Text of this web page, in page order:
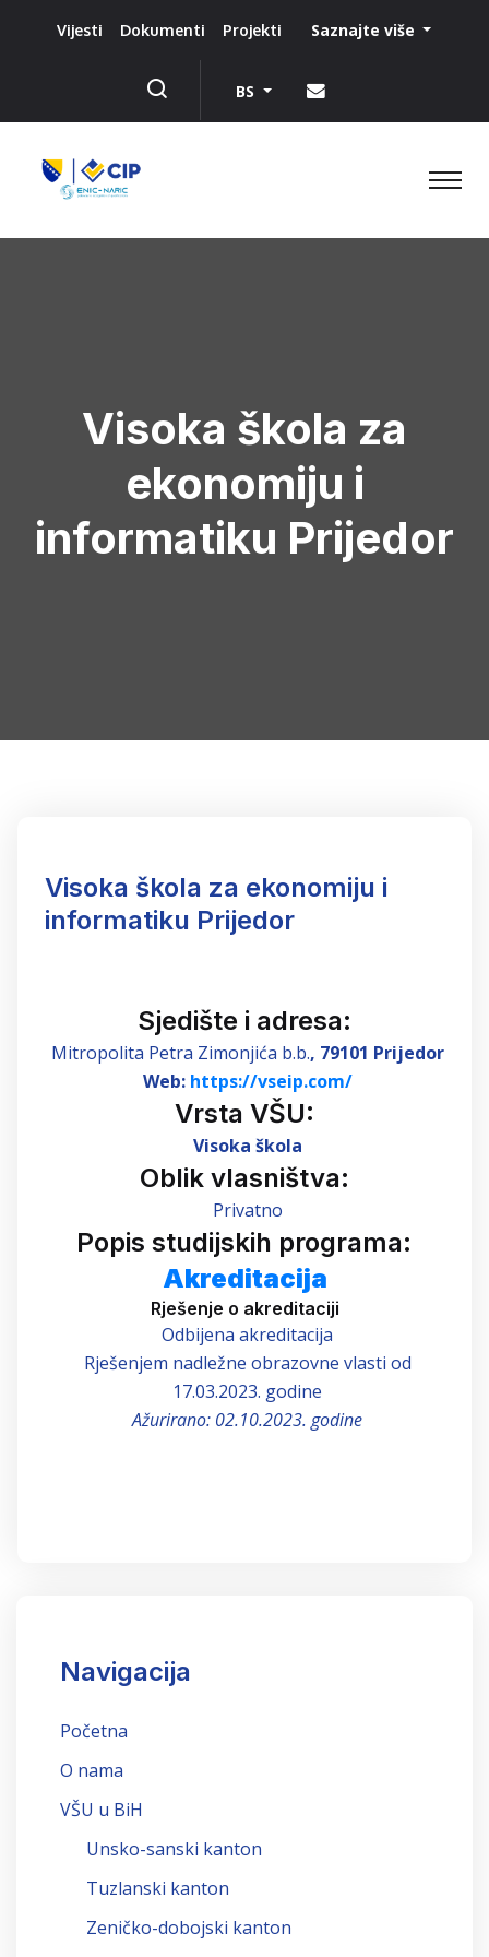
Vijesti Dokumenti Projekti Saznajte više
BS
Visoka škola za
ekonomiju i
informatiku Prijedor
Visoka škola za ekonomiju i
informatiku Prijedor
Sjedište i adresa:
Mitropolita Petra Zimonjića b.b., 79101 Prijedor
Web:https://vseip.com/
Vrsta VŠU:
Visoka škola
Oblik vlasništva:
Privatno
Popis studijskih programa:
Akreditacija
Rješenje o akreditaciji
Odbijena akreditacija
Rješenjem nadležne obrazovne vlasti od
17.03.2023. godine
Ažurirano: 02.10.2023. godine
Navigacija
Početna
O nama
VŠU u BiH
Unsko-sanski kanton
Tuzlanski kanton
Zeničko-dobojski kanton